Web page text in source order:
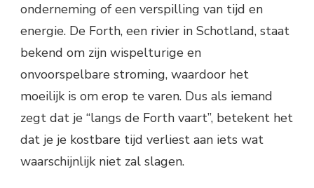
onderneming of een verspilling van tijd en
energie. De Forth, een rivier in Schotland, staat
bekend om zijn wispelturige en
onvoorspelbare stroming, waardoor het
moeilijk is om erop te varen. Dus als iemand
zegt dat je “langs de Forth vaart”, betekent het
dat je je kostbare tijd verliest aan iets wat
waarschijnlijk niet zal slagen.